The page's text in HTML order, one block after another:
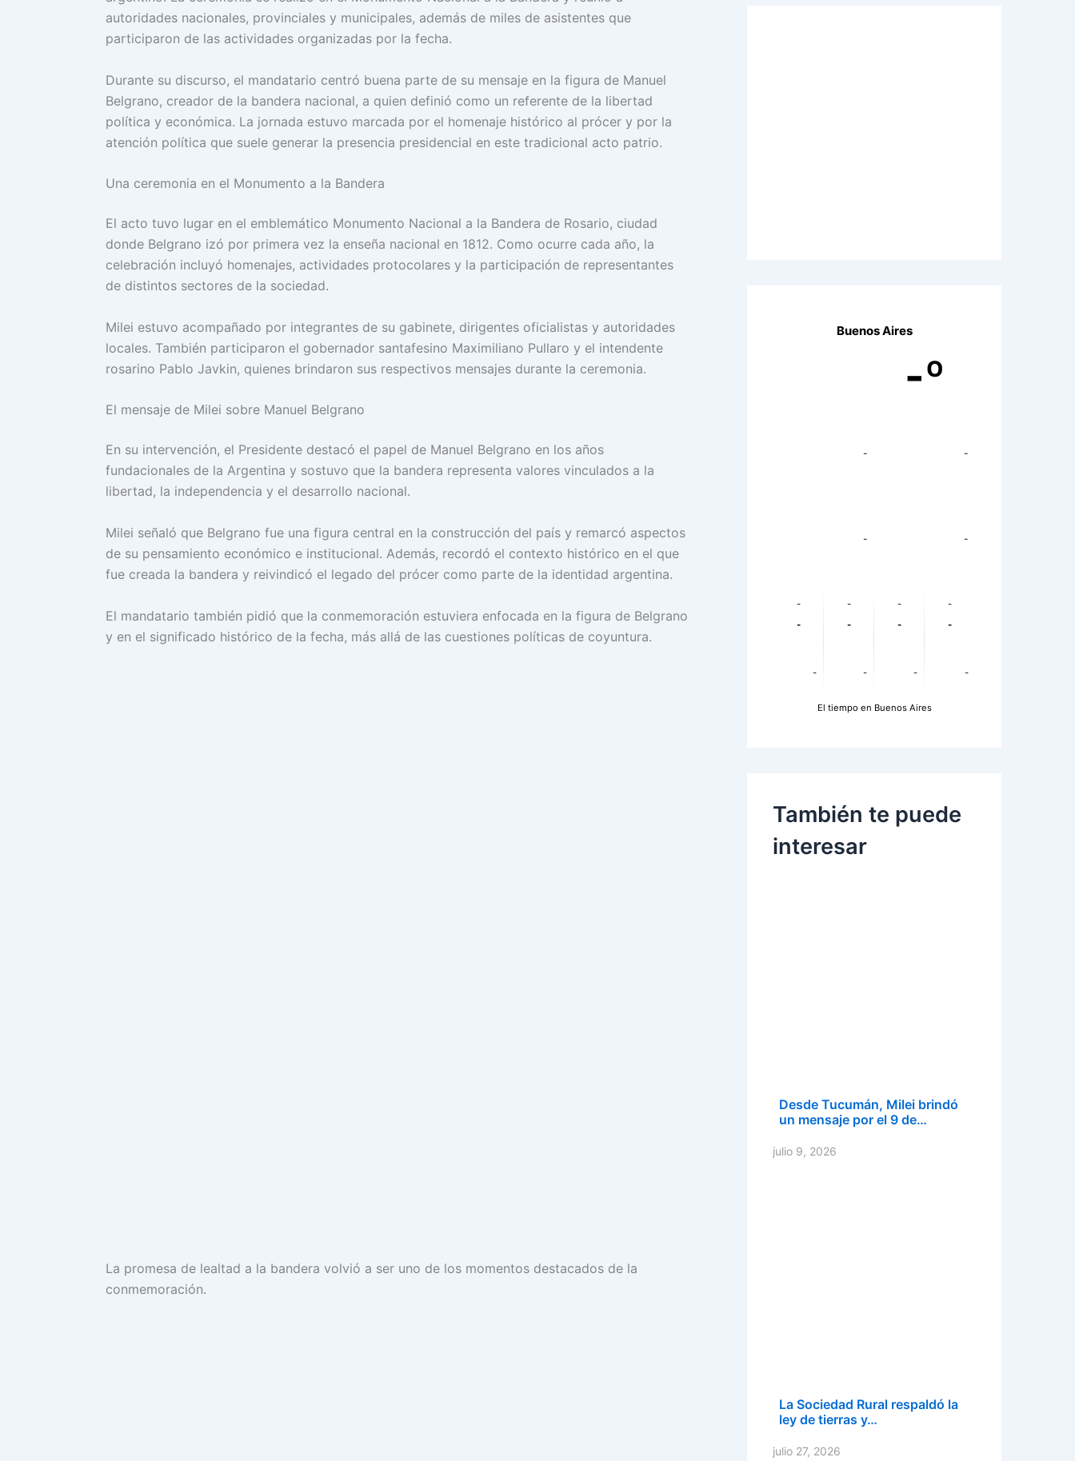
autoridades nacionales, provinciales y municipales, además de miles de asistentes que
participaron de las actividades organizadas por la fecha.
Durante su discurso, el mandatario centró buena parte de su mensaje en la figura de Manuel
Belgrano, creador de la bandera nacional, a quien definió como un referente de la libertad
política y económica. La jornada estuvo marcada por el homenaje histórico al prócer y por la
atención política que suele generar la presencia presidencial en este tradicional acto patrio.
Una ceremonia en el Monumento a la Bandera
El acto tuvo lugar en el emblemático Monumento Nacional a la Bandera de Rosario, ciudad
donde Belgrano izó por primera vez la enseña nacional en 1812. Como ocurre cada año, la
celebración incluyó homenajes, actividades protocolares y la participación de representantes
de distintos sectores de la sociedad.
Milei estuvo acompañado por integrantes de su gabinete, dirigentes oficialistas y autoridades
locales. También participaron el gobernador santafesino Maximiliano Pullaro y el intendente
rosarino Pablo Javkin, quienes brindaron sus respectivos mensajes durante la ceremonia.
El mensaje de Milei sobre Manuel Belgrano
En su intervención, el Presidente destacó el papel de Manuel Belgrano en los años
fundacionales de la Argentina y sostuvo que la bandera representa valores vinculados a la
libertad, la independencia y el desarrollo nacional.
Milei señaló que Belgrano fue una figura central en la construcción del país y remarcó aspectos
de su pensamiento económico e institucional. Además, recordó el contexto histórico en el que
fue creada la bandera y reivindicó el legado del prócer como parte de la identidad argentina.
El mandatario también pidió que la conmemoración estuviera enfocada en la figura de Belgrano
y en el significado histórico de la fecha, más allá de las cuestiones políticas de coyuntura.
La promesa de lealtad a la bandera volvió a ser uno de los momentos destacados de la
conmemoración.
Buenos Aires
-º
- -
- -
-
-
-
-
-
-
-
-
-
-
-
-
El tiempo en Buenos Aires
También te puede
interesar
Desde Tucumán, Milei brindó
un mensaje por el 9 de…
julio 9, 2026
La Sociedad Rural respaldó la
ley de tierras y…
julio 27, 2026